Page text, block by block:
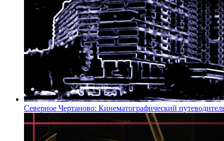
Северное Чертаново: Кинематографический